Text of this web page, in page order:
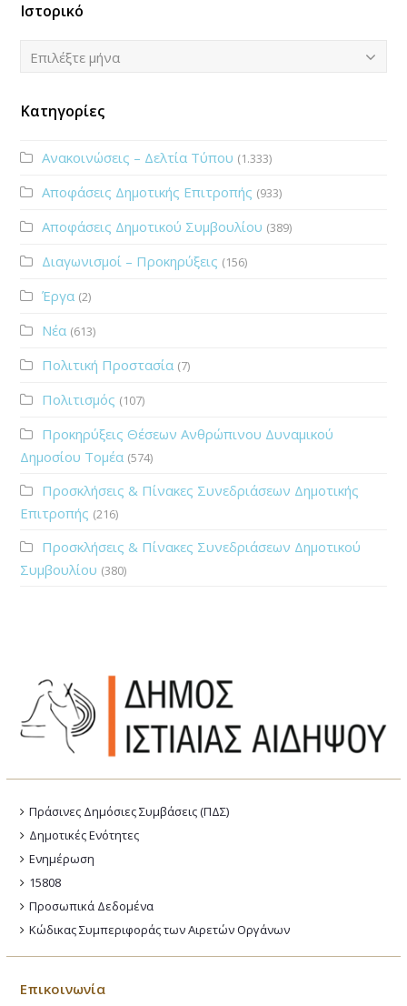
Ιστορικό
Ιστορικό
Επιλέξτε μήνα
Κατηγορίες
Ανακοινώσεις – Δελτία Τύπου (1.333)
Αποφάσεις Δημοτικής Επιτροπής (933)
Αποφάσεις Δημοτικού Συμβουλίου (389)
Διαγωνισμοί – Προκηρύξεις (156)
Έργα (2)
Νέα (613)
Πολιτική Προστασία (7)
Πολιτισμός (107)
Προκηρύξεις Θέσεων Ανθρώπινου Δυναμικού
Δημοσίου Τομέα (574)
Προσκλήσεις & Πίνακες Συνεδριάσεων Δημοτικής
Επιτροπής (216)
Προσκλήσεις & Πίνακες Συνεδριάσεων Δημοτικού
Συμβουλίου (380)
Πράσινες Δημόσιες Συμβάσεις (ΠΔΣ)
Δημοτικές Ενότητες
Ενημέρωση
15808
Προσωπικά Δεδομένα
Κώδικας Συμπεριφοράς των Αιρετών Οργάνων
Επικοινωνία